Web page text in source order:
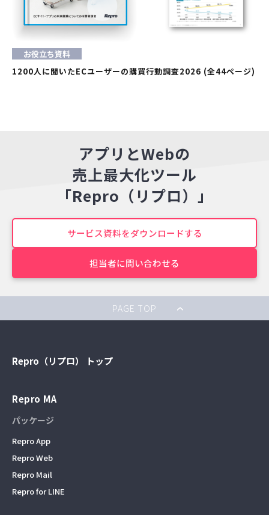
お役立ち資料
1200人に聞いたECユーザーの購買行動調査2026 (全44ページ)
アプリとWebの
売上最大化ツール
「Repro（リプロ）」
サービス資料をダウンロードする
担当者に問い合わせる
PAGE TOP
Repro（リプロ） トップ
Repro MA
パッケージ
Repro App
Repro Web
Repro Mail
Repro for LINE